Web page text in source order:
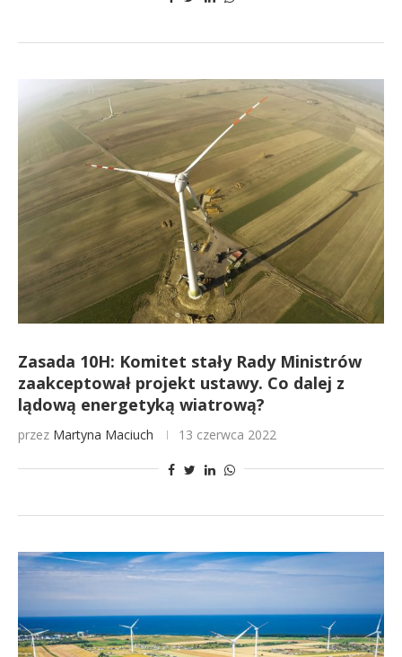
Zasada 10H: Komitet stały Rady Ministrów
zaakceptował projekt ustawy. Co dalej z
lądową energetyką wiatrową?
przez Martyna Maciuch 13 czerwca 2022